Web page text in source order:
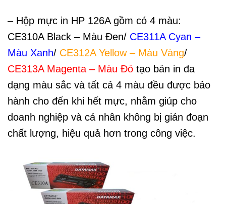
– Hộp mực in HP 126A gồm có 4 màu:
CE310A Black – Màu Đen/ CE311A Cyan –
Màu Xanh/ CE312A Yellow – Màu Vàng/
CE313A Magenta – Màu Đỏ tạo bản in đa
dạng màu sắc và tất cả 4 màu đều được bảo
hành cho đến khi hết mực, nhằm giúp cho
doanh nghiệp và cá nhân không bị gián đoạn
chất lượng, hiệu quả hơn trong công việc.